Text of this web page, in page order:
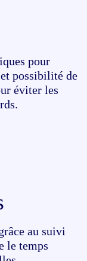
pour
possibilité de
éviter les
au suivi
le temps